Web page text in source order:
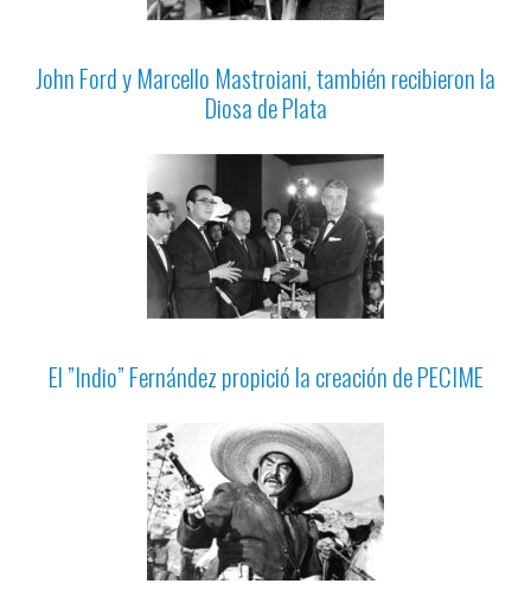
John Ford y Marcello Mastroiani, también recibieron la
Diosa de Plata
El ”Indio” Fernández propició la creación de PECIME